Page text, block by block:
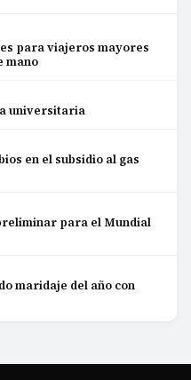
para viajeros mayores
mano
universitaria
en el subsidio al gas
para el Mundial
maridaje del año con